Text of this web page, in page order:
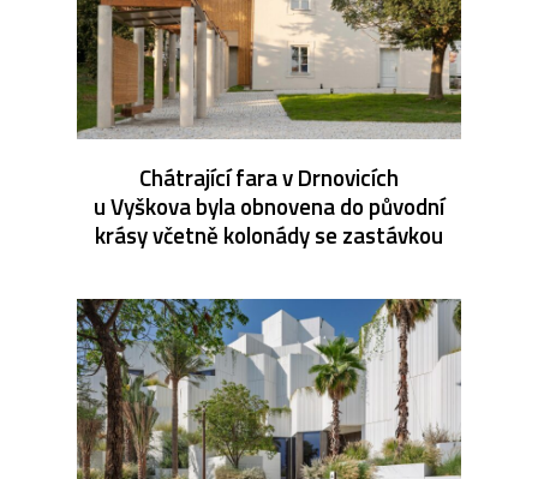
Chátrající fara v Drnovicích
u Vyškova byla obnovena do původní
krásy včetně kolonády se zastávkou